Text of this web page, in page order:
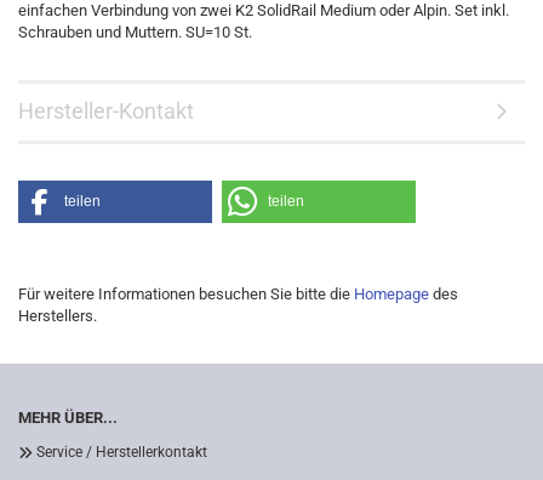
einfachen Verbindung von zwei K2 SolidRail Medium oder Alpin. Set inkl.
Schrauben und Muttern. SU=10 St.
Hersteller-Kontakt
teilen teilen
Für weitere Informationen besuchen Sie bitte die Homepage des
Herstellers.
MEHR ÜBER...
Service / Herstellerkontakt